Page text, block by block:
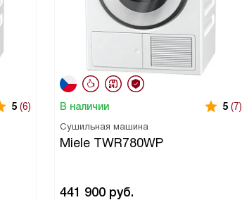
5 (6) В наличии 5 (7)
Сушильная машина
Miele TWR780WP
441 900 руб.